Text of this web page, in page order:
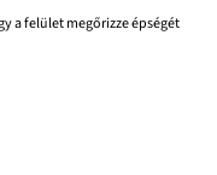
a felület megőrizze épségét